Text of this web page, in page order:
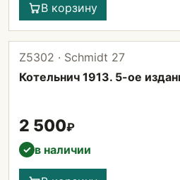
В корзину
Z5302 · Schmidt 27
Котельнич 1913. 5-ое
2 500₽
✓ в наличии